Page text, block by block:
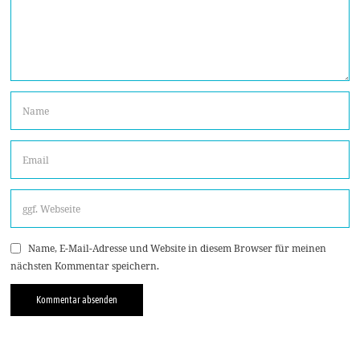
Name, E-Mail-Adresse und Website in diesem Browser für meinen
nächsten Kommentar speichern.